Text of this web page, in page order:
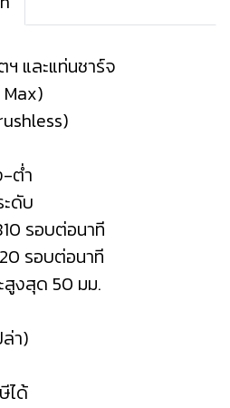
ฯ และแท่นชาร์จ
-ต่ำ
ดับ
รอบต่อนาที
รอบต่อนาที
สูงสุด 50 มม.
า)
ได้